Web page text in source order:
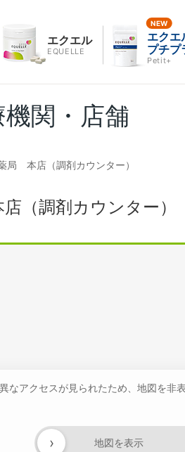
エクエル
EQUELLE
エクエ
プチプ
Petit+
関・店舗
局 本店（調剤カウンター）
（調剤カウンター）
なアクセスが見られたため、地図を非
地図を表示
›